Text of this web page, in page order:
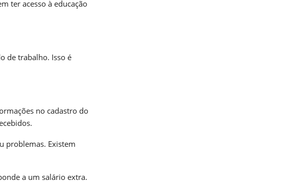
ter acesso à educação
de trabalho. Isso é
no cadastro do
problemas. Existem
a um salário extra.